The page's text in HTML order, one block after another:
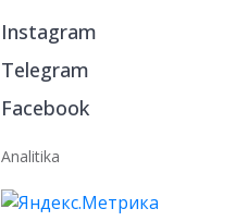
Instagram
Telegram
Facebook
Analitika